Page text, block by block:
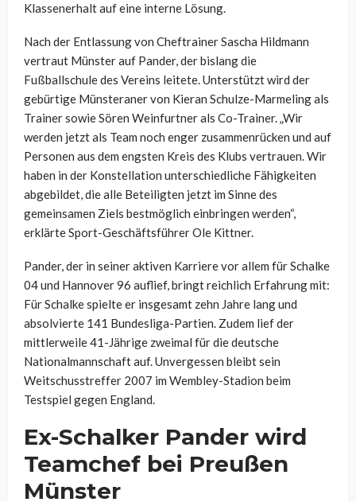
Klassenerhalt auf eine interne Lösung.
Nach der Entlassung von Cheftrainer Sascha Hildmann
vertraut Münster auf Pander, der bislang die
Fußballschule des Vereins leitete. Unterstützt wird der
gebürtige Münsteraner von Kieran Schulze-Marmeling als
Trainer sowie Sören Weinfurtner als Co-Trainer. „Wir
werden jetzt als Team noch enger zusammenrücken und auf
Personen aus dem engsten Kreis des Klubs vertrauen. Wir
haben in der Konstellation unterschiedliche Fähigkeiten
abgebildet, die alle Beteiligten jetzt im Sinne des
gemeinsamen Ziels bestmöglich einbringen werden“,
erklärte Sport-Geschäftsführer Ole Kittner.
Pander, der in seiner aktiven Karriere vor allem für Schalke
04 und Hannover 96 auflief, bringt reichlich Erfahrung mit:
Für Schalke spielte er insgesamt zehn Jahre lang und
absolvierte 141 Bundesliga-Partien. Zudem lief der
mittlerweile 41-Jährige zweimal für die deutsche
Nationalmannschaft auf. Unvergessen bleibt sein
Weitschusstreffer 2007 im Wembley-Stadion beim
Testspiel gegen England.
Ex-Schalker Pander wird
Teamchef bei Preußen
Münster